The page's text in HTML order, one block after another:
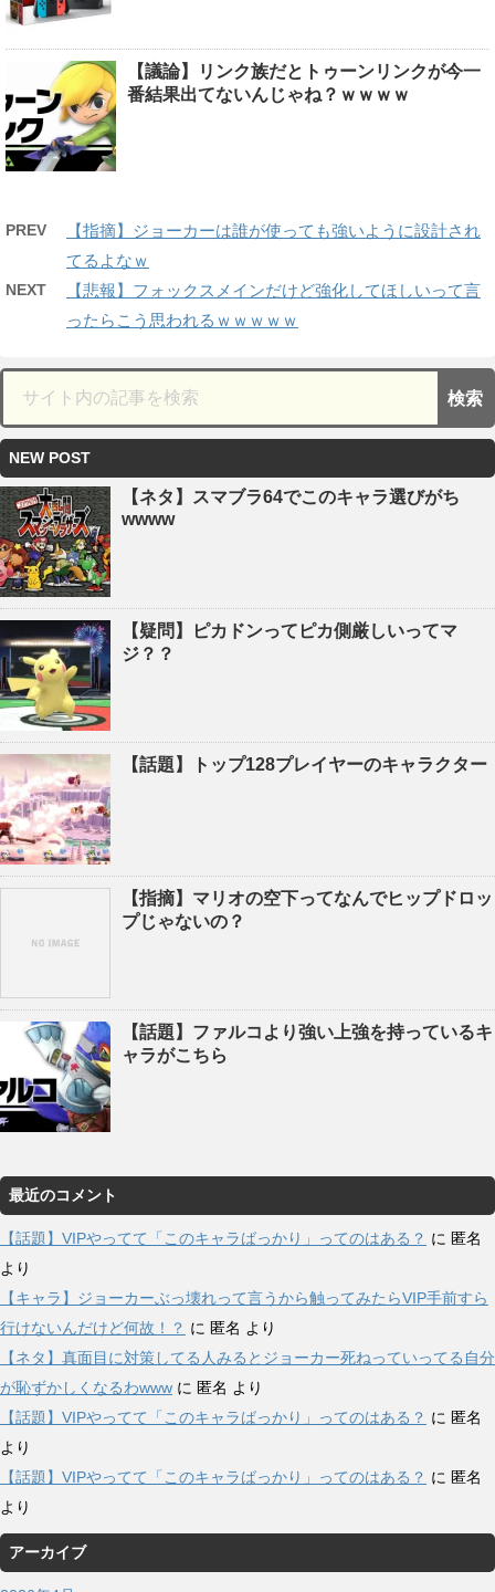
【議論】リンク族だとトゥーンリンクが今一
番結果出てないんじゃね？ｗｗｗｗ
PREV
【指摘】ジョーカーは誰が使っても強いように設計され
てるよなｗ
NEXT
【悲報】フォックスメインだけど強化してほしいって言
ったらこう思われるｗｗｗｗｗ
NEW POST
【ネタ】スマブラ64でこのキャラ選びがち
wwww
【疑問】ピカドンってピカ側厳しいってマ
ジ？？
【話題】トップ128プレイヤーのキャラクター
【指摘】マリオの空下ってなんでヒップドロッ
プじゃないの？
【話題】ファルコより強い上強を持っているキ
ャラがこちら
最近のコメント
【話題】VIPやってて「このキャラばっかり」ってのはある？ に 匿名
より
【キャラ】ジョーカーぶっ壊れって言うから触ってみたらVIP手前すら
行けないんだけど何故！？ に 匿名 より
【ネタ】真面目に対策してる人みるとジョーカー死ねっていってる自分
が恥ずかしくなるわwww に 匿名 より
【話題】VIPやってて「このキャラばっかり」ってのはある？ に 匿名
より
【話題】VIPやってて「このキャラばっかり」ってのはある？ に 匿名
より
アーカイブ